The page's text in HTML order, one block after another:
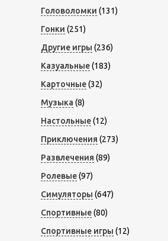
Головоломки (131)
Гонки (251)
Другие игры (236)
Казуальные(183)
Карточные(32)
Музыка (8)
Настольные(12)
Приключения (273)
Развлечения (89)
Ролевые(97)
Симуляторы (647)
Спортивные(80)
Спортивные игры (12)